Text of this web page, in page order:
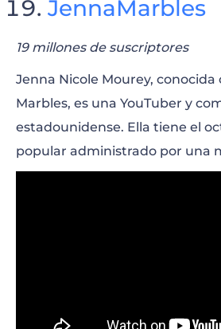
JennaMarbles
19 millones de suscriptores
Jenna Nicole Mourey, conocida
Marbles, es una YouTuber y
estadounidense. Ella tiene el
popular administrado por una